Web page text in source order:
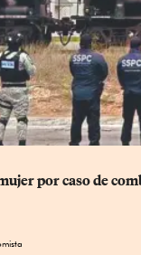
por caso de